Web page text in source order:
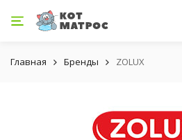
Главная Бренды ZOLUX